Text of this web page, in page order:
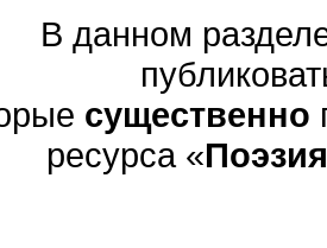
В данном
существенно
ресурса «